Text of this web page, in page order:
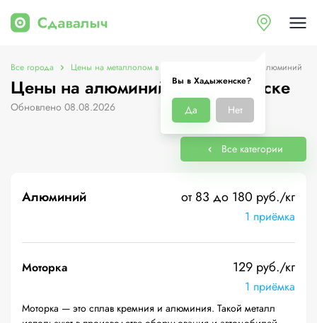
Вы в Хадыженске?
Да Нет
Все города Цены на металлолом в Хадыженске Цены на алюминий
Цены на алюминий в Хадыженске
Обновлено 08.08.2026
Все категории
Алюминий от 83 до 180 руб./кг
1 приёмка
Моторка 129 руб./кг
1 приёмка
Моторка — это сплав кремния и алюминия. Такой металл